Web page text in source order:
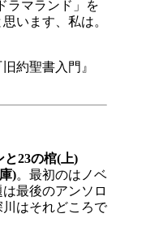
ラマランド」を
います、私は。
約聖書入門』
23の棺(上)
)。最初のはノベ
最後のアンソロ
はそれどころで